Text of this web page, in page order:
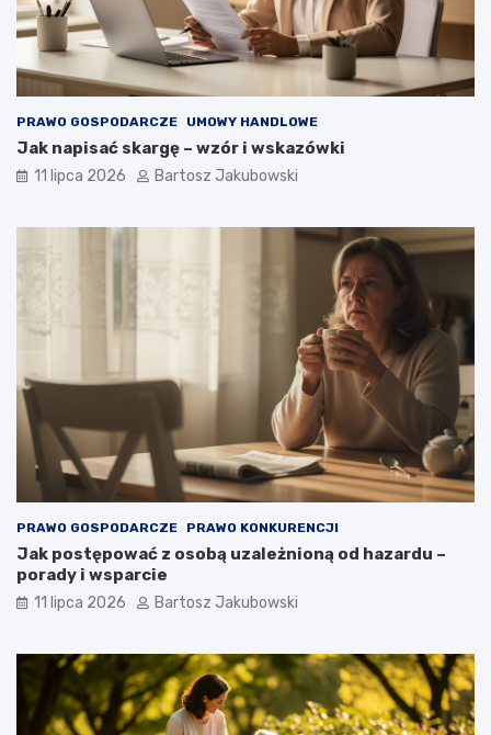
PRAWO GOSPODARCZE UMOWY HANDLOWE
Jak napisać skargę – wzór i wskazówki
11 lipca 2026 Bartosz Jakubowski
PRAWO GOSPODARCZE PRAWO KONKURENCJI
Jak postępować z osobą uzależnioną od hazardu –
porady i wsparcie
11 lipca 2026 Bartosz Jakubowski